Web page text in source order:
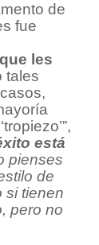
de
fue
les
tales
está
pienses
de
si tienen
pero no